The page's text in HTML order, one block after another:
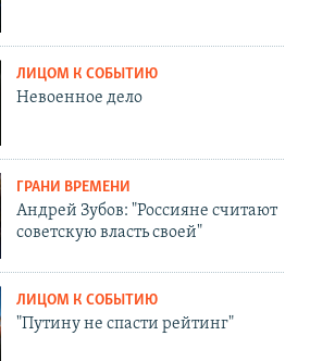
ЛИЦОМ К СОБЫТИЮ
Невоенное дело
ГРАНИ ВРЕМЕНИ
Андрей Зубов: "Россияне считают
советскую власть своей"
ЛИЦОМ К СОБЫТИЮ
"Путину не спасти рейтинг"